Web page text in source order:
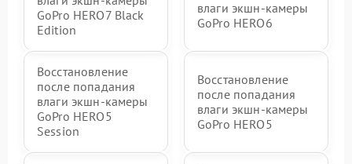
GoPro HERO7 Black
Edition
влаги экшн-камеры
GoPro HERO6
Восстановление
после попадания
влаги экшн-камеры
GoPro HERO5
Session
Восстановление
после попадания
влаги экшн-камеры
GoPro HERO5